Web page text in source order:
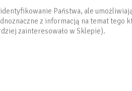
Państwa, ale
z informacją na temat tego
zainteresowało w Sklepie).